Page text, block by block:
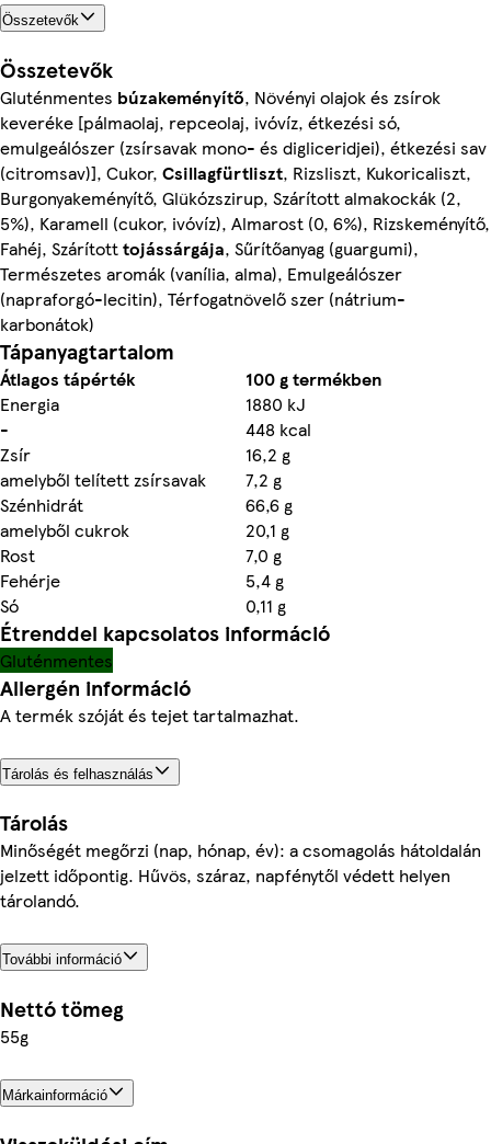
Összetevők
Összetevők
Gluténmentes búzakeményítő, Növényi olajok és zsírok
keveréke [pálmaolaj, repceolaj, ivóvíz, étkezési só,
emulgeálószer (zsírsavak mono- és digliceridjei), étkezési sav
(citromsav)], Cukor, Csillagfürtliszt, Rizsliszt, Kukoricaliszt,
Burgonyakeményítő, Glükózszirup, Szárított almakockák (2,
5%), Karamell (cukor, ivóvíz), Almarost (0, 6%), Rizskeményítő,
Fahéj, Szárítotttojássárgája, Sűrítőanyag (guargumi),
Természetes aromák (vanília, alma), Emulgeálószer
(napraforgó-lecitin), Térfogatnövelő szer (nátrium-
karbonátok)
Tápanyagtartalom
Átlagos tápérték
100 g termékben
Energia
1880 kJ
-
448 kcal
Zsír
16,2 g
amelyből telített zsírsavak
7,2 g
Szénhidrát
66,6 g
amelyből cukrok
20,1 g
Rost
7,0 g
Fehérje
5,4 g
Só
0,11 g
Étrenddel kapcsolatos információ
Gluténmentes
Allergén információ
A termék szóját és tejet tartalmazhat.
Tárolás és felhasználás
Tárolás
Minőségét megőrzi (nap, hónap, év): a csomagolás hátoldalán
jelzett időpontig. Hűvös, száraz, napfénytől védett helyen
tárolandó.
További információ
Nettó tömeg
55g
Márkainformáció